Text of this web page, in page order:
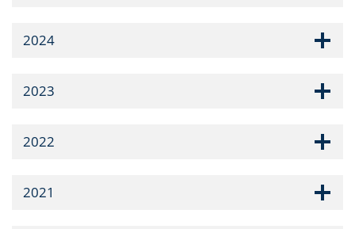
2024
2023
2022
2021